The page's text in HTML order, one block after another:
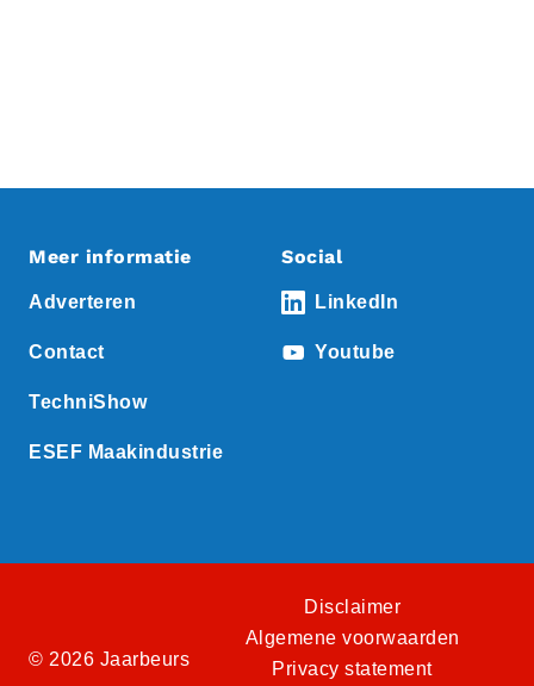
Meer informatie
Adverteren
Contact
TechniShow
ESEF Maakindustrie
Social
LinkedIn
Youtube
© 2026 Jaarbeurs
Disclaimer
Algemene voorwaarden
Privacy statement